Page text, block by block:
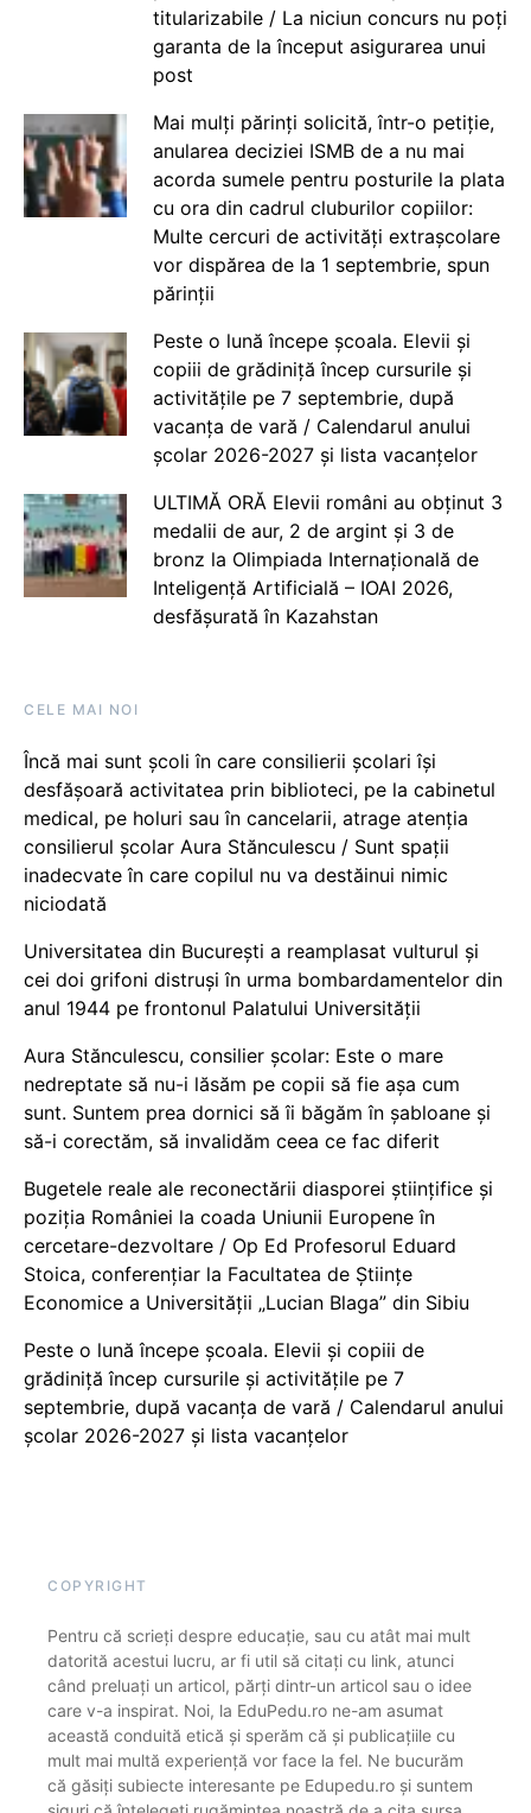
titularizabile / La niciun concurs nu poți
garanta de la început asigurarea unui
post
Mai mulți părinți solicită, într-o petiție,
anularea deciziei ISMB de a nu mai
acorda sumele pentru posturile la plata
cu ora din cadrul cluburilor copiilor:
Multe cercuri de activități extrașcolare
vor dispărea de la 1 septembrie, spun
părinții
Peste o lună începe școala. Elevii și
copiii de grădiniță încep cursurile și
activitățile pe 7 septembrie, după
vacanța de vară / Calendarul anului
școlar 2026-2027 și lista vacanțelor
ULTIMĂ ORĂ Elevii români au obținut 3
medalii de aur, 2 de argint și 3 de
bronz la Olimpiada Internațională de
Inteligență Artificială – IOAI 2026,
desfășurată în Kazahstan
CELE MAI NOI
Încă mai sunt școli în care consilierii școlari își
desfășoară activitatea prin biblioteci, pe la cabinetul
medical, pe holuri sau în cancelarii, atrage atenția
consilierul școlar Aura Stănculescu / Sunt spații
inadecvate în care copilul nu va destăinui nimic
niciodată
Universitatea din București a reamplasat vulturul și
cei doi grifoni distruși în urma bombardamentelor din
anul 1944 pe frontonul Palatului Universității
Aura Stănculescu, consilier școlar: Este o mare
nedreptate să nu-i lăsăm pe copii să fie așa cum
sunt. Suntem prea dornici să îi băgăm în șabloane și
să-i corectăm, să invalidăm ceea ce fac diferit
Bugetele reale ale reconectării diasporei științifice și
poziția României la coada Uniunii Europene în
cercetare-dezvoltare / Op Ed Profesorul Eduard
Stoica, conferențiar la Facultatea de Științe
Economice a Universității „Lucian Blaga” din Sibiu
Peste o lună începe școala. Elevii și copiii de
grădiniță încep cursurile și activitățile pe 7
septembrie, după vacanța de vară / Calendarul anului
școlar 2026-2027 și lista vacanțelor
COPYRIGHT
Pentru că scrieți despre educație, sau cu atât mai mult
datorită acestui lucru, ar fi util să citați cu link, atunci
când preluați un articol, părți dintr-un articol sau o idee
care v-a inspirat. Noi, la EduPedu.ro ne-am asumat
această conduită etică și sperăm că și publicațiile cu
mult mai multă experiență vor face la fel. Ne bucurăm
că găsiți subiecte interesante pe Edupedu.ro și suntem